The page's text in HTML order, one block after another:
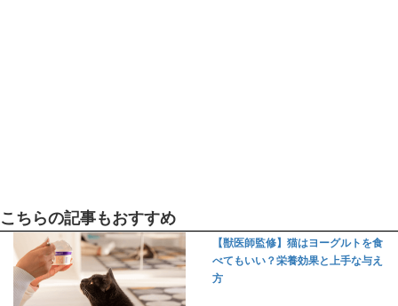
こちらの記事もおすすめ
【獣医師監修】猫はヨーグルトを食
べてもいい？栄養効果と上手な与え
方